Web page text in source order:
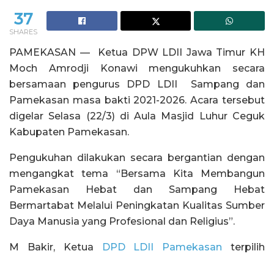
37
SHARES
PAMEKASAN — Ketua DPW LDII Jawa Timur KH
Moch Amrodji Konawi mengukuhkan secara
bersamaan pengurus DPD LDII Sampang dan
Pamekasan masa bakti 2021-2026. Acara tersebut
digelar Selasa (22/3) di Aula Masjid Luhur Ceguk
Kabupaten Pamekasan.
Pengukuhan dilakukan secara bergantian dengan
mengangkat tema “Bersama Kita Membangun
Pamekasan Hebat dan Sampang Hebat
Bermartabat Melalui Peningkatan Kualitas Sumber
Daya Manusia yang Profesional dan Religius”.
M Bakir, Ketua DPD LDII Pamekasan terpilih